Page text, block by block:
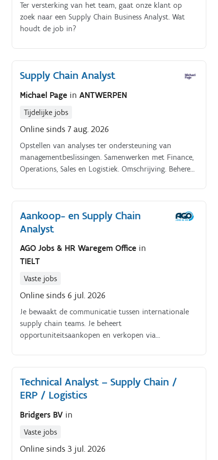
Ter versterking van het team, gaat onze klant op
zoek naar een Supply Chain Business Analyst. Wat
houdt de job in?
Supply Chain Analyst
Michael Page in ANTWERPEN
Tijdelijke jobs
Online sinds 7 aug. 2026
Opstellen van analyses ter ondersteuning van
managementbeslissingen. Samenwerken met Finance,
Operations, Sales en Logistiek. Omschrijving. Beheren
systemen.
Aankoop- en Supply Chain
Analyst
AGO Jobs & HR Waregem Office in
TIELT
Vaste jobs
Online sinds 6 jul. 2026
Je bewaakt de communicatie tussen internationale
supply chain teams. Je beheert
opportuniteitsaankopen en verkopen via
Technical Analyst – Supply Chain /
ERP / Logistics
Bridgers BV in
Vaste jobs
Online sinds 3 jul. 2026